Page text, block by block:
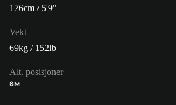
176cm / 5'9"
Vekt
69kg / 152lb
Alt. posisjoner
SM